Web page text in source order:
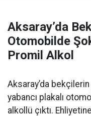
Aksaray’da
Otomobilde
Promil Alkol
Aksaray’da
yabancı plakalı
alkollü çıktı.